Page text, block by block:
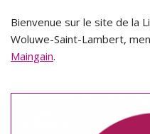
Bienvenue sur le site de la
Woluwe-Saint-Lambert,
Maingain.